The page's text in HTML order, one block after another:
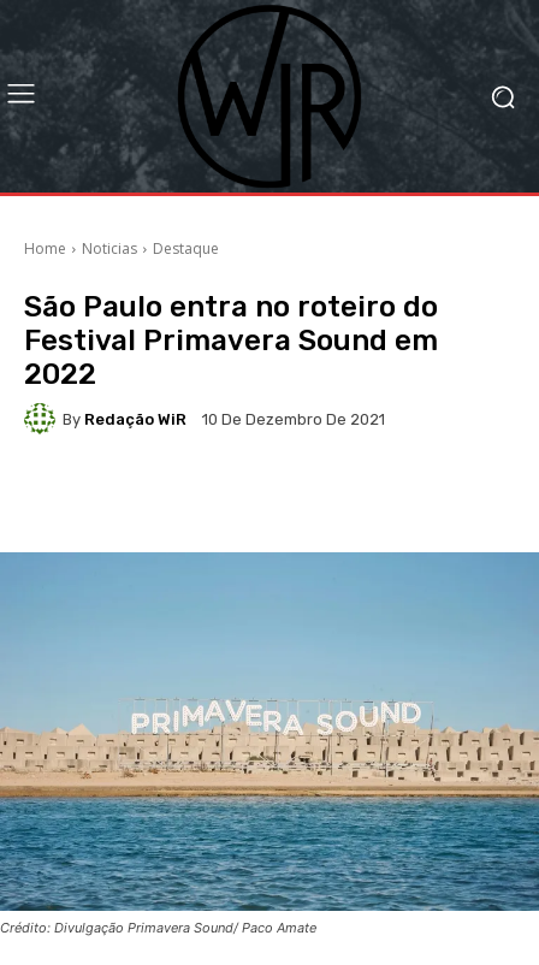
Home Noticias Destaque
São Paulo entra no roteiro do
Festival Primavera Sound em
2022
By Redação WiR 10 De Dezembro De 2021
Crédito: Divulgação Primavera Sound/ Paco Amate